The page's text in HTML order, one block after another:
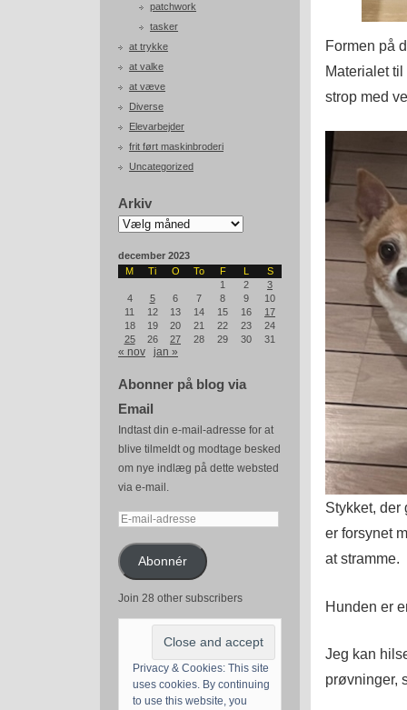
patchwork
tasker
at trykke
at valke
at væve
Diverse
Elevarbejder
frit ført maskinbroderi
Uncategorized
Arkiv
Arkiv
december 2023
M
Ti O To F L
S
1
2
3
4
5 6 7 8 9
10
11
12 13 14 15 16
17
18
19 20 21 22 23
24
25
26 27 28 29 30 31
« nov jan »
Abonner på blog via
Email
Indtast din e-mail-adresse for at
blive tilmeldt og modtage besked
om nye indlæg på dette websted
via e-mail.
E-
adresseAbonnér
Join 28 other subscribers
Privacy & Cookies: This site
uses cookies. By continuing
to use this website, you
Formen på
Materialet
strop med
Stykket, der
er forsynet
at stramme.
Hunden er
Jeg kan
prøvninger,